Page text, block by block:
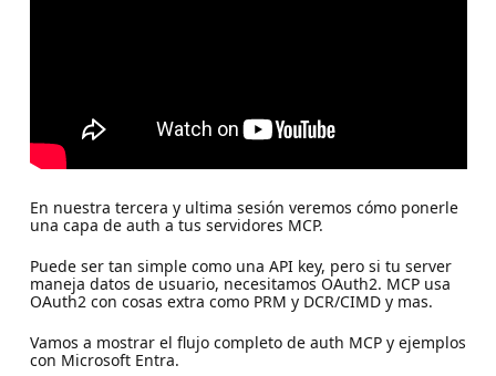
En nuestra tercera y ultima sesión veremos cómo ponerle
una capa de auth a tus servidores MCP.
Puede ser tan simple como una API key, pero si tu server
maneja datos de usuario, necesitamos OAuth2. MCP usa
OAuth2 con cosas extra como PRM y DCR/CIMD y mas.
Vamos a mostrar el flujo completo de auth MCP y ejemplos
con Microsoft Entra.